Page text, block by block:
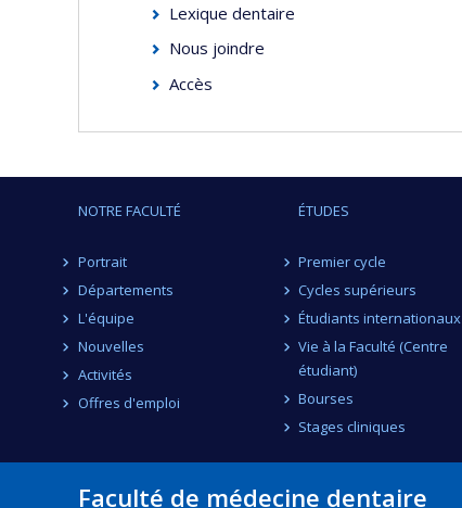
Lexique dentaire
Nous joindre
Accès
NOTRE FACULTÉ
Portrait
Départements
L'équipe
Nouvelles
Activités
Offres d'emploi
ÉTUDES
Premier cycle
Cycles supérieurs
Étudiants internationaux
Vie à la Faculté (Centre
étudiant)
Bourses
Stages cliniques
Faculté de médecine dentaire